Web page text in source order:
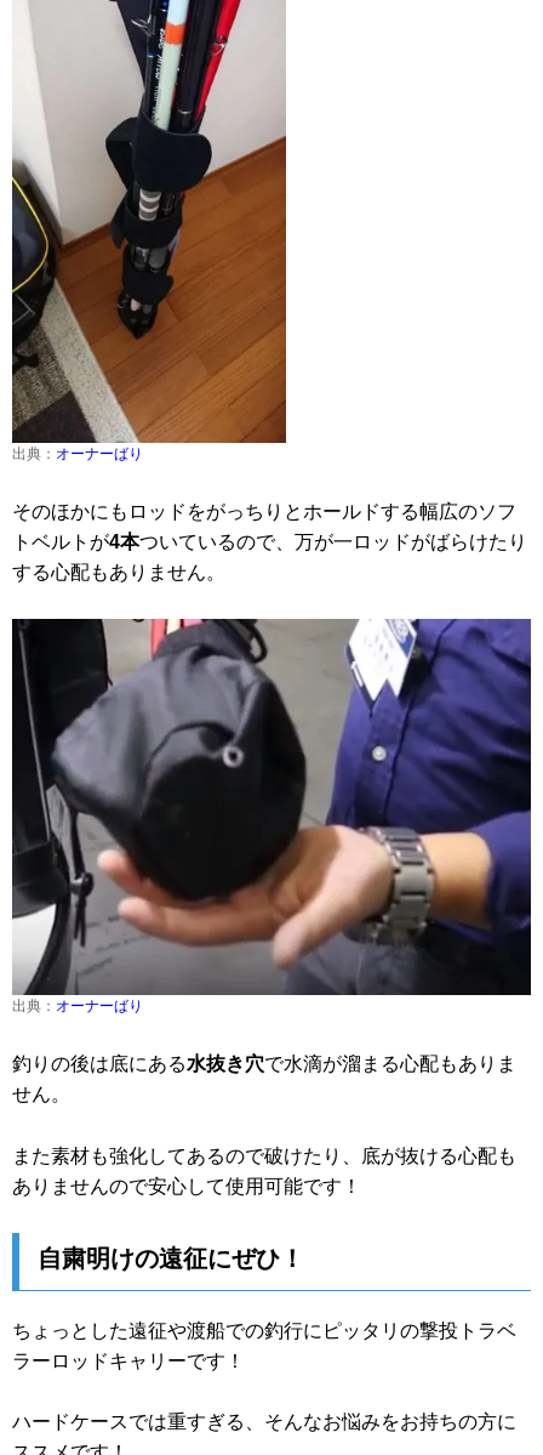
出典： オーナーばり
そのほかにもロッドをがっちりとホールドする幅広のソフ
トベルトが4本ついているので、万が一ロッドがばらけたり
する心配もありません。
出典： オーナーばり
釣りの後は底にある水抜き穴で水滴が溜まる心配もありま
せん。
また素材も強化してあるので破けたり、底が抜ける心配も
ありませんので安心して使用可能です！
自粛明けの遠征にぜひ！
ちょっとした遠征や渡船での釣行にピッタリの撃投トラベ
ラーロッドキャリーです！
ハードケースでは重すぎる、そんなお悩みをお持ちの方に